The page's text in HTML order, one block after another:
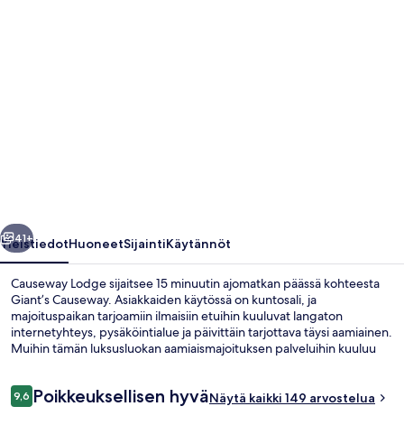
Seuraava
41+
YleistiedotHuoneetSijaintiKäytännöt
Causeway Lodge sijaitsee 15 minuutin ajomatkan päässä kohteesta
Giant’s Causeway. Asiakkaiden käytössä on kuntosali, ja
majoituspaikan tarjoamiin ilmaisiin etuihin kuuluvat langaton
internetyhteys, pysäköintialue ja päivittäin tarjottava täysi aamiainen.
Muihin tämän luksusluokan aamiaismajoituksen palveluihin kuuluu
Arvostelut
9,69,6 kautta 10.
Poikkeuksellisen hyväNäytä kaikki 149 arvostelua